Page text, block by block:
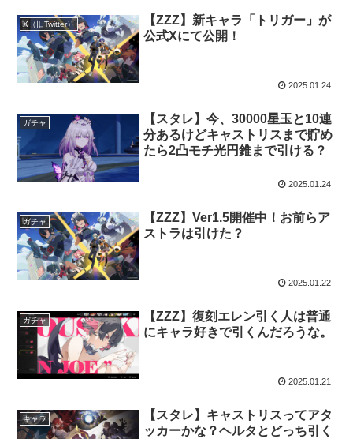
X（旧Twitter）
【ZZZ】新キャラ「トリガー」が
公式Xにて公開！
2025.01.24
ガチャ
【スタレ】今、30000星玉と10連
分あるけどキャストリスまで貯め
たら2凸モチ光円錐まで引ける？
2025.01.24
ガチャ
【ZZZ】Ver1.5開催中！お前らア
ストラは引けた？
2025.01.22
ガチャ
【ZZZ】復刻エレン引く人は普通
にキャラ好きで引くんだろうな。
2025.01.21
キャラ
【スタレ】キャストリスってアタ
ッカーかな？ヘルタとどっち引く